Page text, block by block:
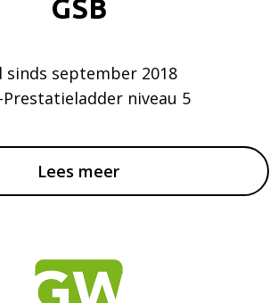
GSB
sinds september 2018
Prestatieladder niveau 5
Lees meer